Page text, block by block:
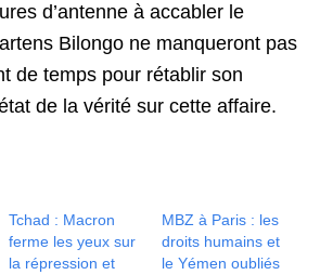
d’antenne à accabler le
Bilongo ne manqueront pas
de temps pour rétablir son
de la vérité sur cette affaire.
Tchad : Macron
ferme les yeux sur
la répression et
MBZ à Paris : les
droits humains et
le Yémen oubliés